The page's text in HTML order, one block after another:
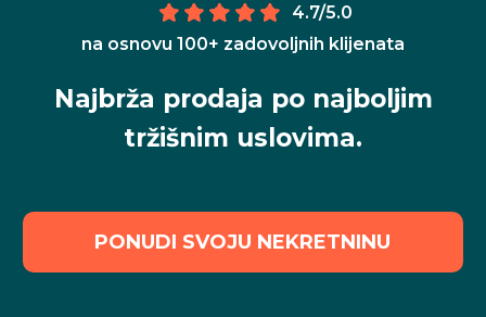
4.7/5.0
na osnovu 100+ zadovoljnih klijenata
Najbrža prodaja po najboljim
tržišnim uslovima.
PONUDI SVOJU NEKRETNINU